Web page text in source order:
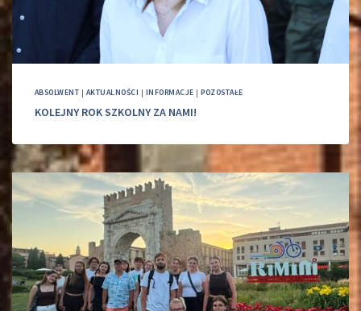
ABSOLWENT | AKTUALNOŚCI | INFORMACJE |POZOSTAŁE
KOLEJNY ROK SZKOLNY ZA NAMI!